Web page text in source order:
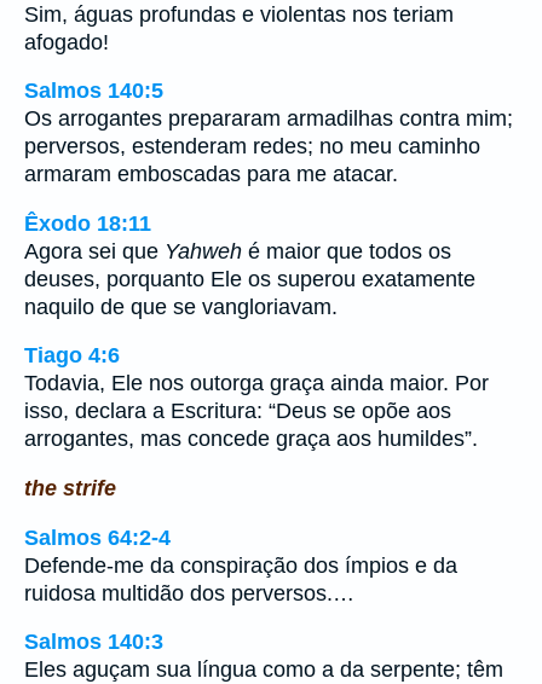
Sim, águas profundas e violentas nos teriam
afogado!
Salmos 140:5
Os arrogantes prepararam armadilhas contra mim;
perversos, estenderam redes; no meu caminho
armaram emboscadas para me atacar.
Êxodo 18:11
Agora sei que Yahweh é maior que todos os
deuses, porquanto Ele os superou exatamente
naquilo de que se vangloriavam.
Tiago 4:6
Todavia, Ele nos outorga graça ainda maior. Por
isso, declara a Escritura: “Deus se opõe aos
arrogantes, mas concede graça aos humildes”.
the strife
Salmos 64:2-4
Defende-me da conspiração dos ímpios e da
ruidosa multidão dos perversos.…
Salmos 140:3
Eles aguçam sua língua como a da serpente; têm